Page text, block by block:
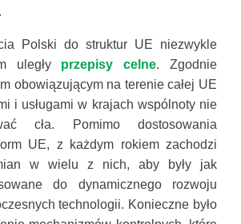
Polski do struktur UE niezwykle
uległy przepisy celne. Zgodnie
obowiązującym na terenie całej UE
i usługami w krajach wspólnoty nie
cła. Pomimo dostosowania
UE, z każdym rokiem zachodzi
w wielu z nich, aby były jak
do dynamicznego rozwoju
technologii. Konieczne było